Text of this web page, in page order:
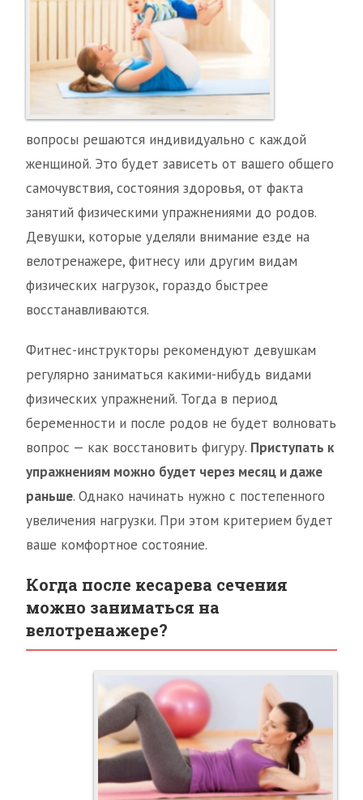
вопросы решаются индивидуально с каждой
женщиной. Это будет зависеть от вашего общего
самочувствия, состояния здоровья, от факта
занятий физическими упражнениями до родов.
Девушки, которые уделяли внимание езде на
велотренажере, фитнесу или другим видам
физических нагрузок, гораздо быстрее
восстанавливаются.
Фитнес-инструкторы рекомендуют девушкам
регулярно заниматься какими-нибудь видами
физических упражнений. Тогда в период
беременности и после родов не будет волновать
вопрос — как восстановить фигуру. Приступать к
упражнениям можно будет через месяц и даже
раньше. Однако начинать нужно с постепенного
увеличения нагрузки. При этом критерием будет
ваше комфортное состояние.
Когда после кесарева сечения
можно заниматься на
велотренажере?